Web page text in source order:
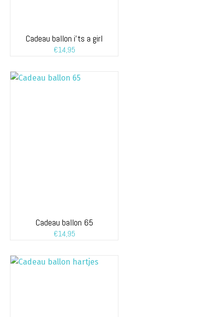
Cadeau ballon i’ts a girl
€14,95
Cadeau ballon 65
€14,95